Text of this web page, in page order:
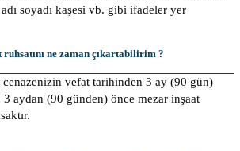
soyadı kaşesi vb. gibi ifadeler yer
ne zaman çıkartabilirim ?
cenazenizin vefat tarihinden 3 ay (90 gün)
aydan (90 günden) önce mezar inşaat